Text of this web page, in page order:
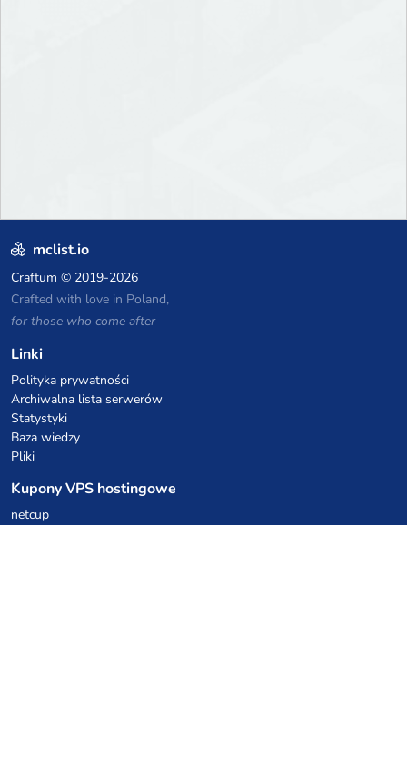
mclist.io
Craftum © 2019-2026
Crafted with love in Poland,
for those who come after
Linki
Polityka prywatności
Archiwalna lista serwerów
Statystyki
Baza wiedzy
Pliki
Kupony VPS hostingowe
netcup